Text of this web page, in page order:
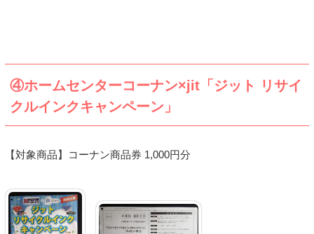
④ホームセンターコーナン×jit「ジット リサイ
クルインクキャンペーン」
【対象商品】コーナン商品券 1,000円分